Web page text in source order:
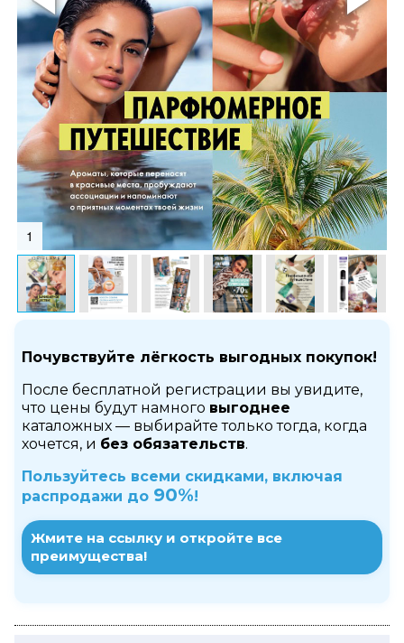
1
Почувствуйте лёгкость выгодных покупок!
После бесплатной регистрации вы увидите,
что цены будут намного выгоднее
каталожных — выбирайте только тогда, когда
хочется, и без обязательств.
Пользуйтесь всеми скидками, включая
распродажи до 90%!
Жмите на ссылку и откройте все
преимущества!